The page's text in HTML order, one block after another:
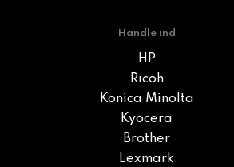
Handle ind
HP
Ricoh
Konica Minolta
Kyocera
Brother
Lexmark